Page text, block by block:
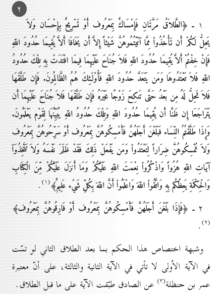
۲
۱ ـ
﴿الطَّلاَقُ مَرَّتَانِ فَإِمْسَاكٌ بِمَعْرُوف أَوْ تَسْرِيحٌ بِإِحْسَان وَلاَ
يَحِلُّ لَكُمْ أَن تَأْخُذُواْ مِمَّا آتَيْتُمُوهُنَّ شَيْئاً إِلاَّ أَن يَخَافَا أَلاَّ يُقِيمَا حُدُودَ اللّهِ
فَإِنْ خِفْتُمْ أَلاَّ يُقِيمَا حُدُودَ اللّهِ فَلاَ جُنَاحَ عَلَيْهِمَا فِيمَا افْتَدَتْ بِهِ تِلْكَ حُدُودُ
اللّهِ فَلاَ تَعْتَدُوهَا وَمَن يَتَعَدَّ حُدُودَ اللّهِ فَأُوْلَـئِكَ هُمُ الظَّالِمُونَ. فَإِن طَلَّقَهَا
فَلاَ تَحِلُّ لَهُ مِن بَعْدُ حَتَّى تَنكِحَ زَوْجًا غَيْرَهُ فَإِن طَلَّقَهَا فَلاَ جُنَاحَ عَلَيْهِمَا أَن
يَتَرَاجَعَا إِن ظَنَّا أَن يُقِيمَا حُدُودَ اللّهِ وَتِلْكَ حُدُودُ اللّهِ يُبَيِّنُهَا لِقَوْم يَعْلَمُونَ.
وَإِذَا طَلَّقْتُمُ النِّسَاء فَبَلَغْنَ أَجَلَهُنَّ فَأَمْسِكُوهُنَّ بِمَعْرُوف أَوْ سَرِّحُوهُنَّ بِمَعْرُوف
وَلاَ تُمْسِكُوهُنَّ ضِرَاراً لِتَعْتَدُواْ وَمَن يَفْعَلْ ذَلِكَ فَقَدْ ظَلَمَ نَفْسَهُ وَلاَ تَتَّخِذُوَاْ
آيَاتِ اللّهِ هُزُواً وَاذْكُرُواْ نِعْمَتَ اللّهِ عَلَيْكُمْ وَمَا أَنزَلَ عَلَيْكُمْ مِّنَ الْكِتَابِ
وَالْحِكْمَةِ يَعِظُكُم بِهِ وَاتَّقُواْ اللّهَ وَاعْلَمُواْ أَنَّ اللّهَ بِكُلِّ شَيْء عَلِيمٌ﴾(۱) .
۲ ـ
﴿فَإِذَا بَلَغْنَ أَجَلَهُنَّ فَأَمْسِكُوهُنَّ بِمَعْرُوف أَوْ فَارِقُوهُنَّ بِمَعْرُوف﴾
(۲) .
وشبهة اختصاص هذا الحكم بما بعد الطلاق الثاني لو تمّت
في الآية الاُولى لا تأتي في الآية الثانية والثالثة، على أنّ معتبرة
عمر بن حنظلة(۳)
عن الصادق طبّقت الآية على ما قبل الطلاق.